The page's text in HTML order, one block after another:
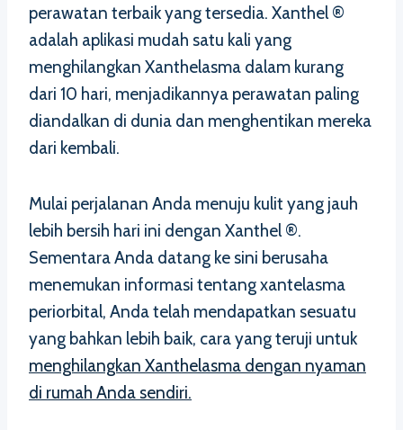
perawatan terbaik yang tersedia. Xanthel ®
adalah aplikasi mudah satu kali yang
menghilangkan Xanthelasma dalam kurang
dari 10 hari, menjadikannya perawatan paling
diandalkan di dunia dan menghentikan mereka
dari kembali.
Mulai perjalanan Anda menuju kulit yang jauh
lebih bersih hari ini dengan Xanthel ®.
Sementara Anda datang ke sini berusaha
menemukan informasi tentang xantelasma
periorbital, Anda telah mendapatkan sesuatu
yang bahkan lebih baik, cara yang teruji untuk
menghilangkan Xanthelasma dengan nyaman
di rumah Anda sendiri.